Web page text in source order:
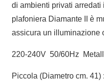
di ambienti privati arredati
plafoniera Diamante II è
assicura un illuminazione
220-240V 50/60Hz
Piccola (Diametro cm.